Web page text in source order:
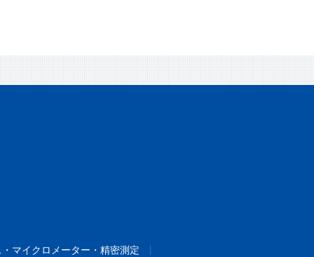
・マイクロメーター・精密測定